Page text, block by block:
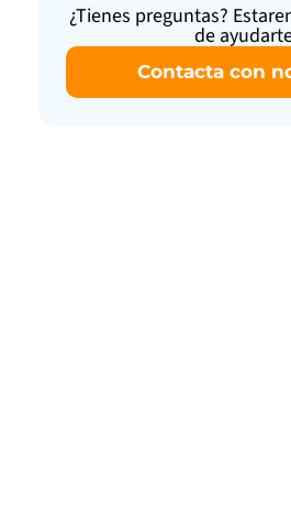
¿Tienes preguntas?
de
Contacta con